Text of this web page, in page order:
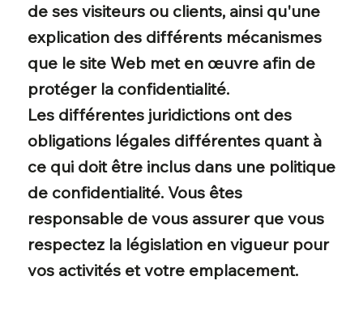
de ses visiteurs ou clients, ainsi qu'une
explication des différents mécanismes
que le site Web met en œuvre afin de
protéger la confidentialité.
Les différentes juridictions ont des
obligations légales différentes quant à
ce qui doit être inclus dans une politique
de confidentialité. Vous êtes
responsable de vous assurer que vous
respectez la législation en vigueur pour
vos activités et votre emplacement.